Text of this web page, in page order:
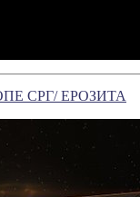
СРГ/ ЕРОЗИТА